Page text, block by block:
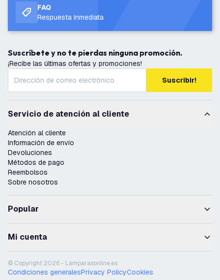
FAQ
Respuesta inmediata
Suscríbete y no te pierdas ninguna promoción.
¡Recibe las últimas ofertas y promociones!
Suscribir!
Servicio de atención al cliente
Atención al cliente
Información de envío
Devoluciones
Métodos de pago
Reembolsos
Sobre nosotros
Popular
Mi cuenta
© Copyright 2026 - Lámparasonline.es
Condiciones generalesPrivacy PolicyCookies